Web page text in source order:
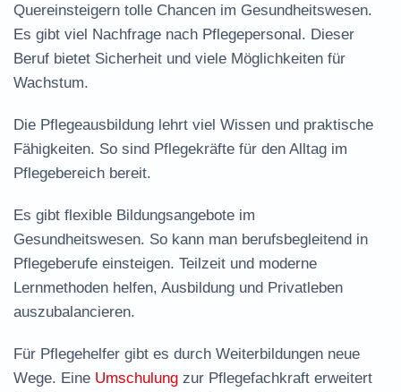
Quereinsteigern tolle Chancen im Gesundheitswesen.
Es gibt viel Nachfrage nach Pflegepersonal. Dieser
Beruf bietet Sicherheit und viele Möglichkeiten für
Wachstum.
Die Pflegeausbildung lehrt viel Wissen und praktische
Fähigkeiten. So sind Pflegekräfte für den Alltag im
Pflegebereich bereit.
Es gibt flexible Bildungsangebote im
Gesundheitswesen. So kann man berufsbegleitend in
Pflegeberufe einsteigen. Teilzeit und moderne
Lernmethoden helfen, Ausbildung und Privatleben
auszubalancieren.
Für Pflegehelfer gibt es durch Weiterbildungen neue
Wege. Eine Umschulung zur Pflegefachkraft erweitert